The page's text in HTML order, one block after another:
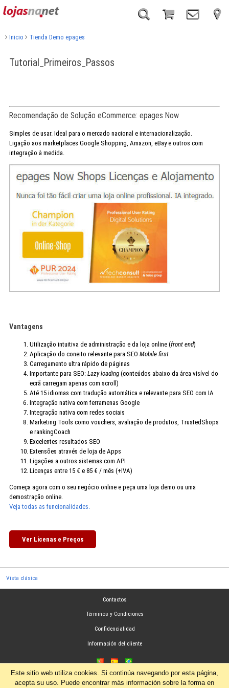
Inicio Tienda Demo epages
Tutorial_Primeiros_Passos
Recomendação de Solução eCommerce: epages Now
Simples de usar. Ideal para o mercado nacional e internacionalização.
Ligação aos marketplaces Google Shopping, Amazon, eBay e outros com
integração à medida.
Vantagens
Utilização intuitiva de administração e da loja online (front end)
Aplicação do coneito relevante para SEO Mobile first
Carregamento ultra rápido de páginas
Importante para SEO: Lazy loading(conteúdos abaixo da área visível do
ecrã carregam apenas com scroll)
Até 15 idiomas com tradução automática e relevante para SEO com IA
Integração nativa com ferramenas Google
Integração nativa com redes sociais
Marketing Tools como vouchers, avaliação de produtos, TrustedShops
e rankingCoach
Excelentes resultados SEO
Extensões através de loja de Apps
Ligações a outros sistemas com API
Licenças entre 15 € e 85 € / mês (+IVA)
Começa agora com o seu negócio online e peça uma loja demo ou uma
demostração online.
Veja todas as funcionalidades.
Ver Licenas e Preços
Vista clásica
Contactos
Términos y Condiciones
Confidencialidad
Información del cliente
Este sitio web utiliza cookies. Si continúa navegando por esta página,
acepta su uso. Puede encontrar más información sobre la forma en